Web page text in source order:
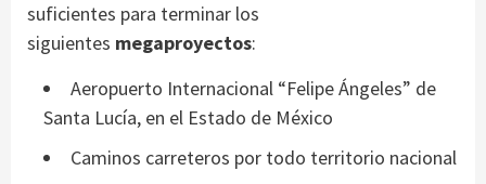
suficientes para terminar los
siguientes megaproyectos:
Aeropuerto Internacional “Felipe Ángeles” de
Santa Lucía, en el Estado de México
Caminos carreteros por todo territorio nacional